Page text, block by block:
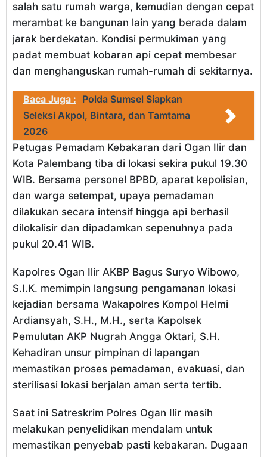
salah satu rumah warga, kemudian dengan cepat
merambat ke bangunan lain yang berada dalam
jarak berdekatan. Kondisi permukiman yang
padat membuat kobaran api cepat membesar
dan menghanguskan rumah-rumah di sekitarnya.
Baca Juga : Polda Sumsel Siapkan
Seleksi Akpol, Bintara, dan Tamtama
2026
Petugas Pemadam Kebakaran dari Ogan Ilir dan
Kota Palembang tiba di lokasi sekira pukul 19.30
WIB. Bersama personel BPBD, aparat kepolisian,
dan warga setempat, upaya pemadaman
dilakukan secara intensif hingga api berhasil
dilokalisir dan dipadamkan sepenuhnya pada
pukul 20.41 WIB.
Kapolres Ogan Ilir AKBP Bagus Suryo Wibowo,
S.I.K. memimpin langsung pengamanan lokasi
kejadian bersama Wakapolres Kompol Helmi
Ardiansyah, S.H., M.H., serta Kapolsek
Pemulutan AKP Nugrah Angga Oktari, S.H.
Kehadiran unsur pimpinan di lapangan
memastikan proses pemadaman, evakuasi, dan
sterilisasi lokasi berjalan aman serta tertib.
Saat ini Satreskrim Polres Ogan Ilir masih
melakukan penyelidikan mendalam untuk
memastikan penyebab pasti kebakaran. Dugaan